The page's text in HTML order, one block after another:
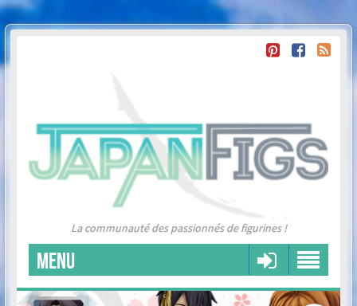
La communauté des passionnés de figurines !
MENU